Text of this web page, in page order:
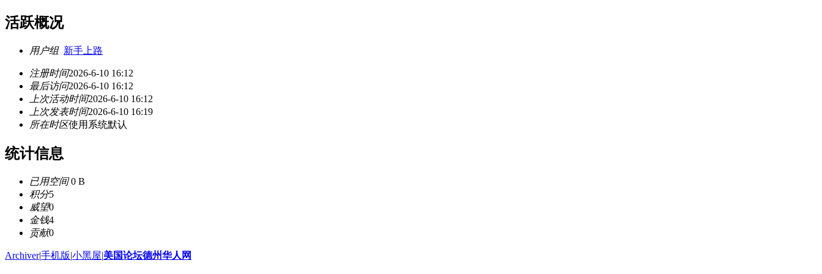
活跃概况
用户组 新手上路
注册时间2026-6-10 16:12
最后访问2026-6-10 16:12
上次活动时间2026-6-10 16:12
上次发表时间2026-6-10 16:19
所在时区使用系统默认
统计信息
已用空间0 B
积分5
威望0
金钱4
贡献0
Archiver|手机版|小黑屋|美国论坛德州华人网